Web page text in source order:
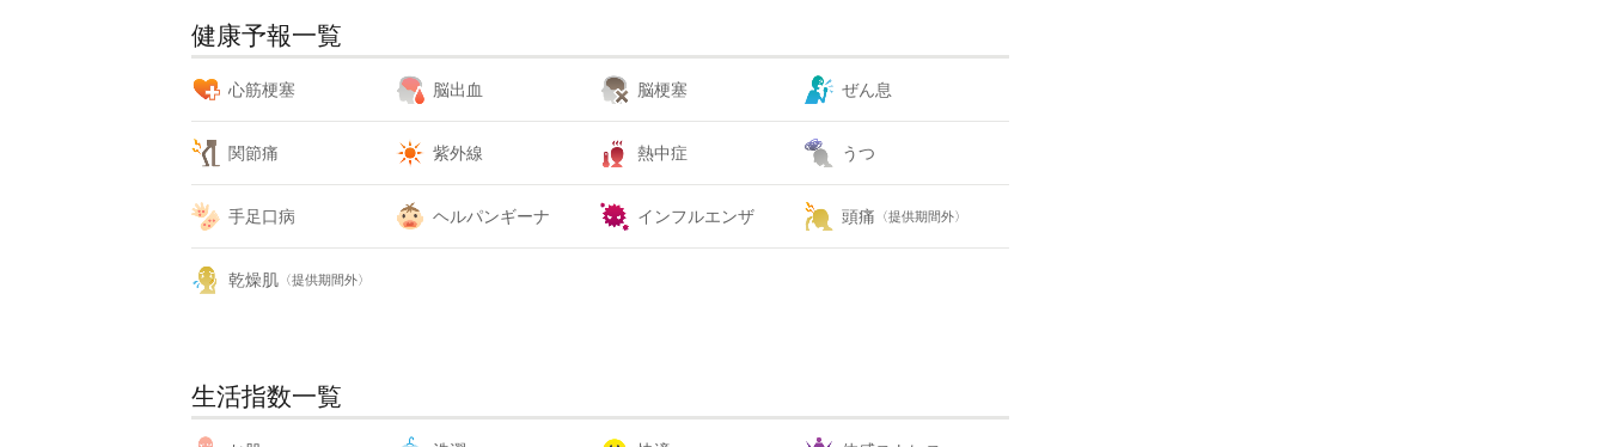
健康予報一覧
心筋梗塞 脳出血 脳梗塞 ぜん息
関節痛 紫外線 熱中症 うつ
手足口病 ヘルパンギーナ インフルエンザ 頭痛 〈提供期間外〉
乾燥肌 〈提供期間外〉
生活指数一覧